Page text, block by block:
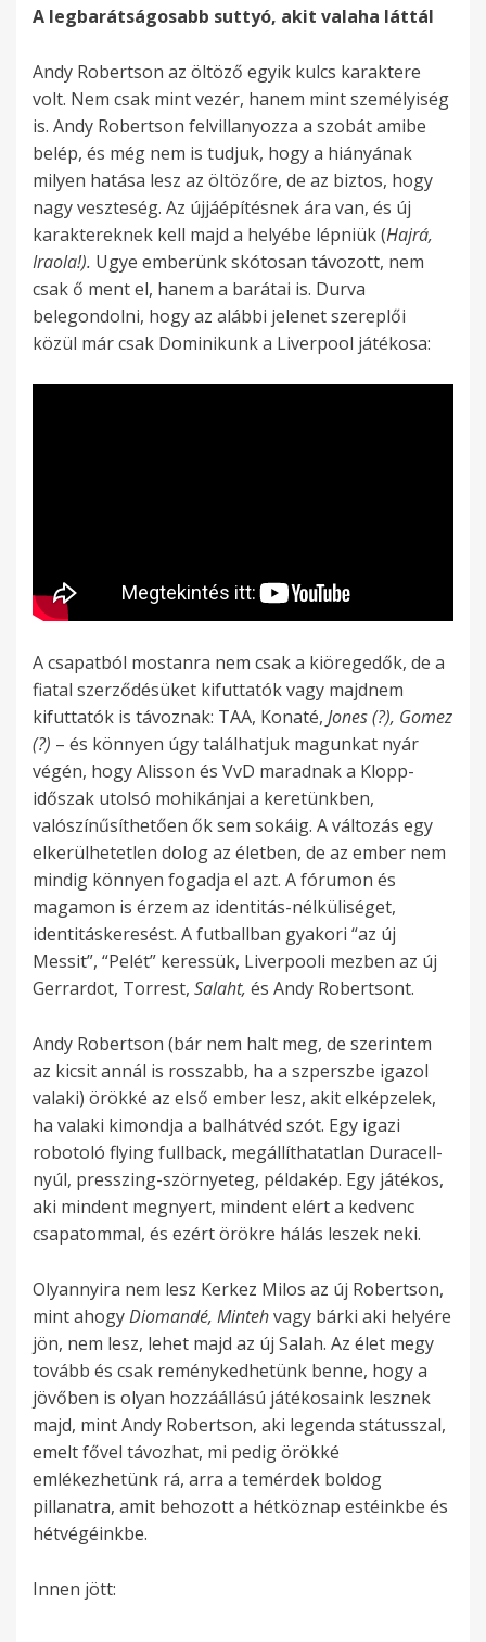
A legbarátságosabb suttyó, akit valaha láttál
Andy Robertson az öltöző egyik kulcs karaktere
volt. Nem csak mint vezér, hanem mint személyiség
is. Andy Robertson felvillanyozza a szobát amibe
belép, és még nem is tudjuk, hogy a hiányának
milyen hatása lesz az öltözőre, de az biztos, hogy
nagy veszteség. Az újjáépítésnek ára van, és új
karaktereknek kell majd a helyébe lépniük (Hajrá,
Iraola!). Ugye emberünk skótosan távozott, nem
csak ő ment el, hanem a barátai is. Durva
belegondolni, hogy az alábbi jelenet szereplői
közül már csak Dominikunk a Liverpool játékosa:
A csapatból mostanra nem csak a kiöregedők, de a
fiatal szerződésüket kifuttatók vagy majdnem
kifuttatók is távoznak: TAA, Konaté, Jones (?), Gomez
(?) – és könnyen úgy találhatjuk magunkat nyár
végén, hogy Alisson és VvD maradnak a Klopp-
időszak utolsó mohikánjai a keretünkben,
valószínűsíthetően ők sem sokáig. A változás egy
elkerülhetetlen dolog az életben, de az ember nem
mindig könnyen fogadja el azt. A fórumon és
magamon is érzem az identitás-nélküliséget,
identitáskeresést. A futballban gyakori “az új
Messit”, “Pelét” keressük, Liverpooli mezben az új
Gerrardot, Torrest, Salaht, és Andy Robertsont.
Andy Robertson (bár nem halt meg, de szerintem
az kicsit annál is rosszabb, ha a szperszbe igazol
valaki) örökké az első ember lesz, akit elképzelek,
ha valaki kimondja a balhátvéd szót. Egy igazi
robotoló flying fullback, megállíthatatlan Duracell-
nyúl, presszing-szörnyeteg, példakép. Egy játékos,
aki mindent megnyert, mindent elért a kedvenc
csapatommal, és ezért örökre hálás leszek neki.
Olyannyira nem lesz Kerkez Milos az új Robertson,
mint ahogyDiomandé, Mintehvagy bárki aki helyére
jön, nem lesz, lehet majd az új Salah. Az élet megy
tovább és csak reménykedhetünk benne, hogy a
jövőben is olyan hozzáállású játékosaink lesznek
majd, mint Andy Robertson, aki legenda státusszal,
emelt fővel távozhat, mi pedig örökké
emlékezhetünk rá, arra a temérdek boldog
pillanatra, amit behozott a hétköznap estéinkbe és
hétvégéinkbe.
Innen jött: